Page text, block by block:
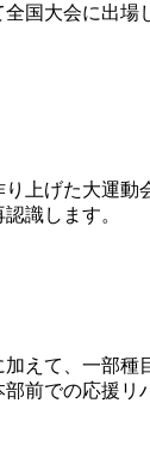
国大会に出
上げた大運
識します。
えて、一部
前での応援